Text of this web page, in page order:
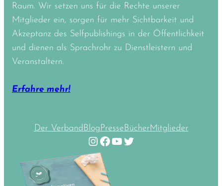
Raum. Wir setzen uns für die Rechte unserer
Mitglieder ein, sorgen für mehr Sichtbarkeit und
Akzeptanz des Selfpublishings in der Öffentlichkeit
und dienen als Sprachrohr zu Dienstleistern und
Veranstaltern.
Erfahre mehr!
Der VerbandBlogPresseBücherMitglieder
Instagram Facebook YouTube Twitter